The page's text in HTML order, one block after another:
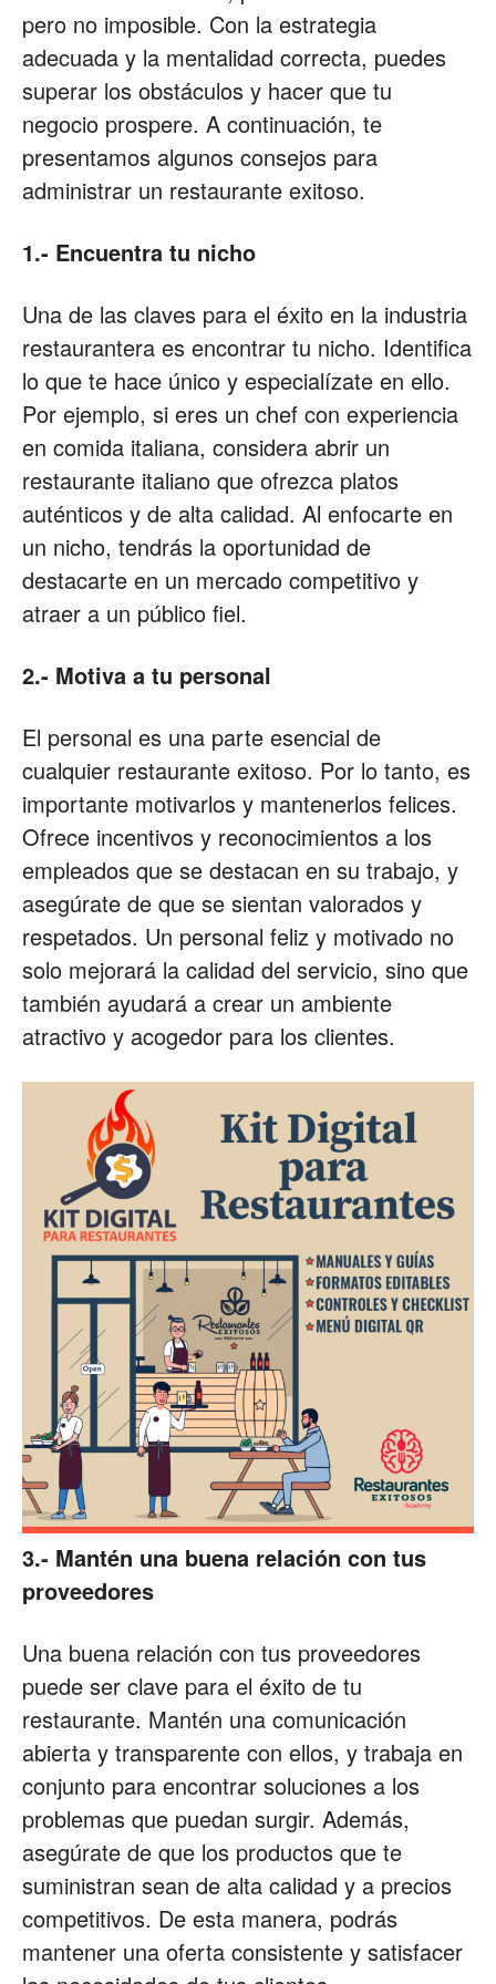
Restaurantes
para
Restaurantes
pero no imposible. Con la estrategia
adecuada y la mentalidad correcta, puedes
superar los obstáculos y hacer que tu
negocio prospere. A continuación, te
presentamos algunos consejos para
administrar un restaurante exitoso.
1.- Encuentra tu nicho
Una de las claves para el éxito en la industria
restaurantera es encontrar tu nicho. Identifica
lo que te hace único y especialízate en ello.
Por ejemplo, si eres un chef con experiencia
en comida italiana, considera abrir un
restaurante italiano que ofrezca platos
auténticos y de alta calidad. Al enfocarte en
un nicho, tendrás la oportunidad de
destacarte en un mercado competitivo y
atraer a un público fiel.
2.- Motiva a tu personal
El personal es una parte esencial de
cualquier restaurante exitoso. Por lo tanto, es
importante motivarlos y mantenerlos felices.
Ofrece incentivos y reconocimientos a los
empleados que se destacan en su trabajo, y
asegúrate de que se sientan valorados y
respetados. Un personal feliz y motivado no
solo mejorará la calidad del servicio, sino que
también ayudará a crear un ambiente
atractivo y acogedor para los clientes.
3.- Mantén una buena relación con tus
proveedores
Una buena relación con tus proveedores
puede ser clave para el éxito de tu
restaurante. Mantén una comunicación
abierta y transparente con ellos, y trabaja en
conjunto para encontrar soluciones a los
problemas que puedan surgir. Además,
asegúrate de que los productos que te
suministran sean de alta calidad y a precios
competitivos. De esta manera, podrás
mantener una oferta consistente y satisfacer